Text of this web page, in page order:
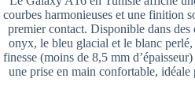
courbes harmonieuses et une finition
premier contact. Disponible dans
onyx, le bleu glacial et le blanc perlé,
finesse (moins de 8,5 mm
une prise en main confortable,